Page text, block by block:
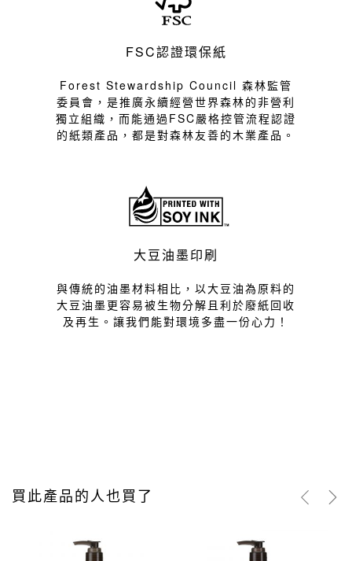
FSC認證環保紙
Forest Stewardship Council 森林監管
委員會，是推廣永續經營世界森林的非營利
獨立組織，而能通過FSC嚴格控管流程認證
的紙類產品，都是對森林友善的木業產品。
大豆油墨印刷
與傳統的油墨材料相比，以大豆油為原料的
大豆油墨更容易被生物分解且利於廢紙回收
及再生。讓我們能對環境多盡一份心力！
買此產品的人也買了